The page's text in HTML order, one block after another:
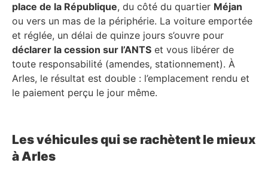
place de la République, du côté du quartier Méjan
ou vers un mas de la périphérie. La voiture emportée
et réglée, un délai de quinze jours s’ouvre pour
déclarer la cession sur l’ANTS et vous libérer de
toute responsabilité (amendes, stationnement). À
Arles, le résultat est double : l’emplacement rendu et
le paiement perçu le jour même.
Les véhicules qui se rachètent le mieux
à Arles